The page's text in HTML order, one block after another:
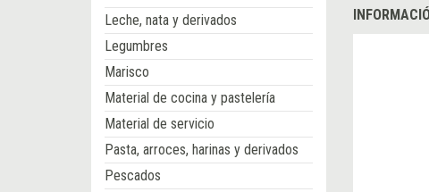
Leche, nata y derivados
Legumbres
Marisco
Material de cocina y pastelería
Material de servicio
Pasta, arroces, harinas y derivados
Pescados